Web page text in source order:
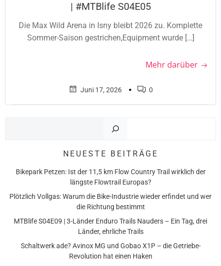
| #MTBlife S04E05
Die Max Wild Arena in Isny bleibt 2026 zu. Komplette
Sommer-Saison gestrichen,Equipment wurde […]
Mehr darüber
Juni 17, 2026 ▪ 0
NEUESTE BEITRÄGE
Bikepark Petzen: Ist der 11,5 km Flow Country Trail wirklich der
längste Flowtrail Europas?
Plötzlich Vollgas: Warum die Bike-Industrie wieder erfindet und wer
die Richtung bestimmt
MTBlife S04E09 | 3-Länder Enduro Trails Nauders – Ein Tag, drei
Länder, ehrliche Trails
Schaltwerk ade? Avinox MG und Gobao X1P – die Getriebe-
Revolution hat einen Haken